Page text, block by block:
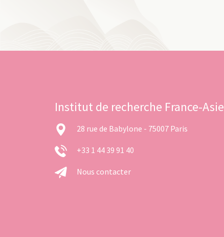
Institut de recherche France-Asie
28 rue de Babylone - 75007 Paris
+33 1 44 39 91 40
Nous contacter